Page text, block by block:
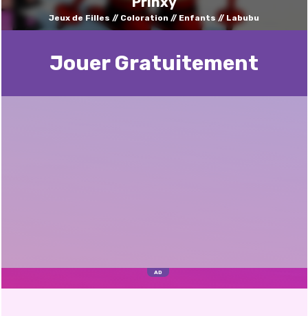
Jeux de Filles Coloration Enfants Labubu
Jouer Gratuitement